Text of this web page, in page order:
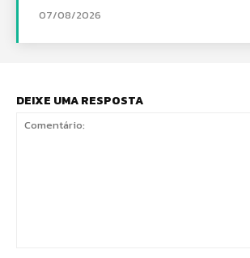
07/08/2026
DEIXE UMA RESPOSTA